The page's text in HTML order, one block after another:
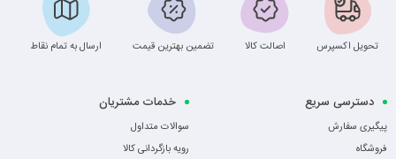
تحویل اکسپرس اصالت کالا تضمین بهترین قیمت ارسال به تمام نقاط
دسترسی سریع
پیگیری سفارش
فروشگاه
خدمات مشتریان
سوالات متداول
رویه بازگردانی کالا